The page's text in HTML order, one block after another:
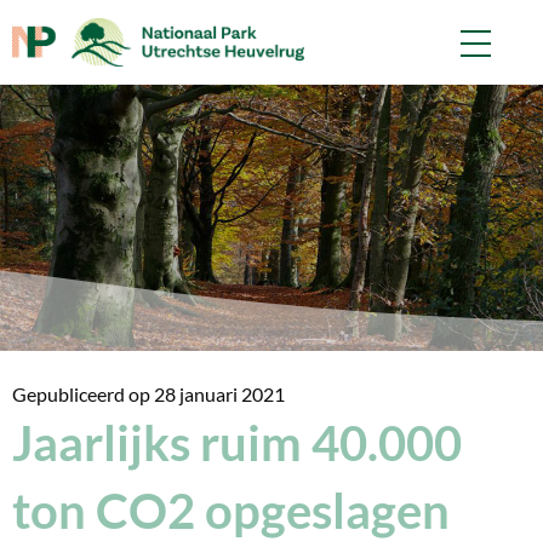
Gepubliceerd op 28 januari 2021
Jaarlijks ruim 40.000
ton CO2 opgeslagen